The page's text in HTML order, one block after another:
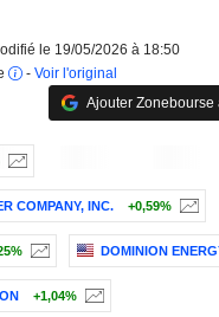
le 19/05/2026 à 18:50
- Voir l'original
Ajouter Zonebourse
COMPANY, INC. +0,59%
DOMINION
+1,04%